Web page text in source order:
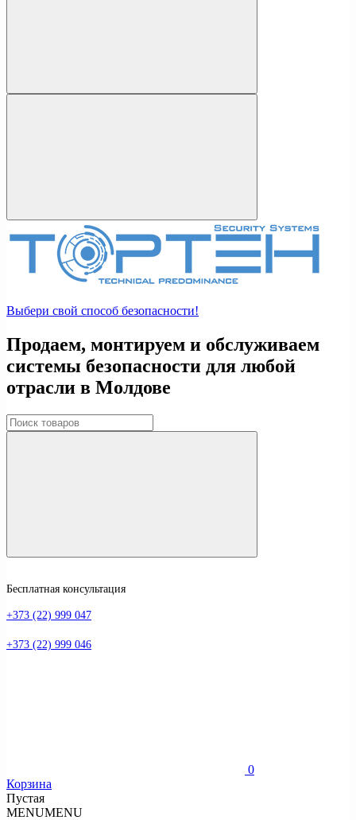
Выбери свой способ безопасности!
Продаем, монтируем и обслуживаем
системы безопасности для любой
отрасли в Молдове
Бесплатная консультация
+373 (22) 999 047
+373 (22) 999 046
0
Корзина
Пустая
MENUMENU